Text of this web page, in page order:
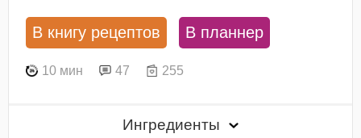
В книгу рецептов В планнер
10 мин 47 255
Ингредиенты